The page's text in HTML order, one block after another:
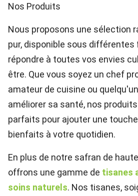
Nos Produits
Nous proposons une sélection
pur, disponible sous différentes
répondre à toutes vos envies
être. Que vous soyez un chef
amateur de cuisine ou
améliorer sa santé, nos
parfaits pour ajouter une
bienfaits à votre quotidien.
En plus de notre safran de
offrons une gamme de tisanes
soins naturels. Nos tisanes,